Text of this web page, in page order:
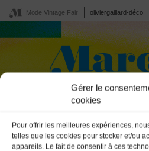
Gérer le
cookies
Pour offrir les meilleures expériences,
telles que les cookies pour stocker et/ou
appareils. Le fait de consentir à ces
Mode Vintage Fair oliviergaillard-déco